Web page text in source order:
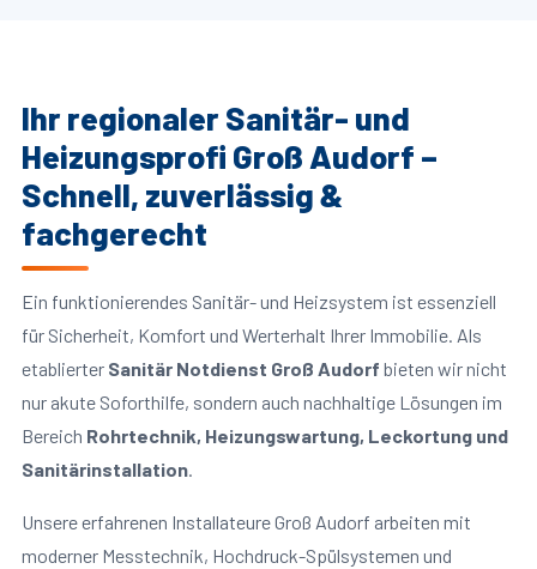
Ihr regionaler Sanitär- und
Heizungsprofi Groß Audorf –
Schnell, zuverlässig &
fachgerecht
Ein funktionierendes Sanitär- und Heizsystem ist essenziell
für Sicherheit, Komfort und Werterhalt Ihrer Immobilie. Als
etablierter Sanitär Notdienst Groß Audorf bieten wir nicht
nur akute Soforthilfe, sondern auch nachhaltige Lösungen im
Bereich Rohrtechnik, Heizungswartung, Leckortung und
Sanitärinstallation.
Unsere erfahrenen Installateure Groß Audorf arbeiten mit
moderner Messtechnik, Hochdruck-Spülsystemen und